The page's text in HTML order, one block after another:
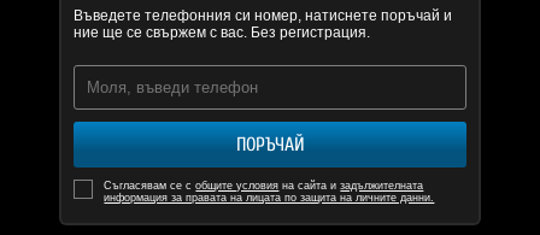
Въведете телефонния си номер, натиснете поръчай и
ние ще се свържем с вас. Без регистрация.
ПОРЪЧАЙ
Съгласявам се собщите условия на сайта изадължителната
информация за правата на лицата по защита на личните данни.